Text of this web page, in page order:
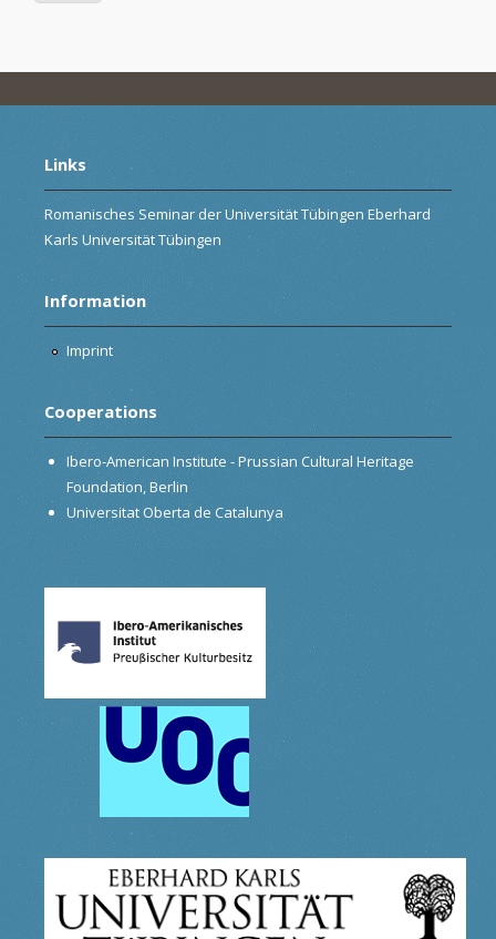
Links
Romanisches Seminar der Universität Tübingen Eberhard
Karls Universität Tübingen
Information
Imprint
Cooperations
Ibero-American Institute - Prussian Cultural Heritage
Foundation, Berlin
Universitat Oberta de Catalunya